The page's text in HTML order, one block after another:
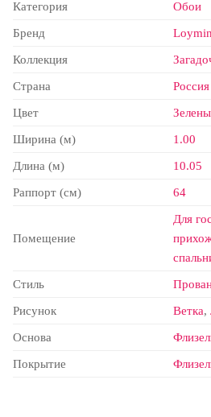
Категория Обои
Бренд
Коллекция
Страна Россия
Цвет
Ширина (м) 1.00
Длина (м) 10.05
Раппорт (см) 64
Помещение
Для
Стиль
Рисунок Ветка,
Основа
Покрытие